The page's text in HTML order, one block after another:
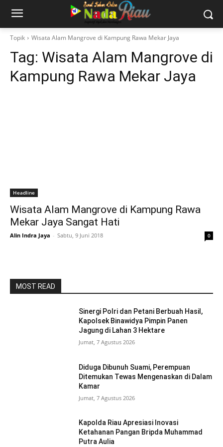
Topik Wisata Alam Mangrove di Kampung Rawa Mekar Jaya
Tag: Wisata Alam Mangrove di
Kampung Rawa Mekar Jaya
Headline
Wisata Alam Mangrove di Kampung Rawa
Mekar Jaya Sangat Hati
Alin Indra Jaya - Sabtu, 9 Juni 2018 0
MOST READ
Sinergi Polri dan Petani Berbuah Hasil,
Kapolsek Binawidya Pimpin Panen
Jagung di Lahan 3 Hektare
Jumat, 7 Agustus 2026
Diduga Dibunuh Suami, Perempuan
Ditemukan Tewas Mengenaskan di Dalam
Kamar
Jumat, 7 Agustus 2026
Kapolda Riau Apresiasi Inovasi
Ketahanan Pangan Bripda Muhammad
Putra Aulia